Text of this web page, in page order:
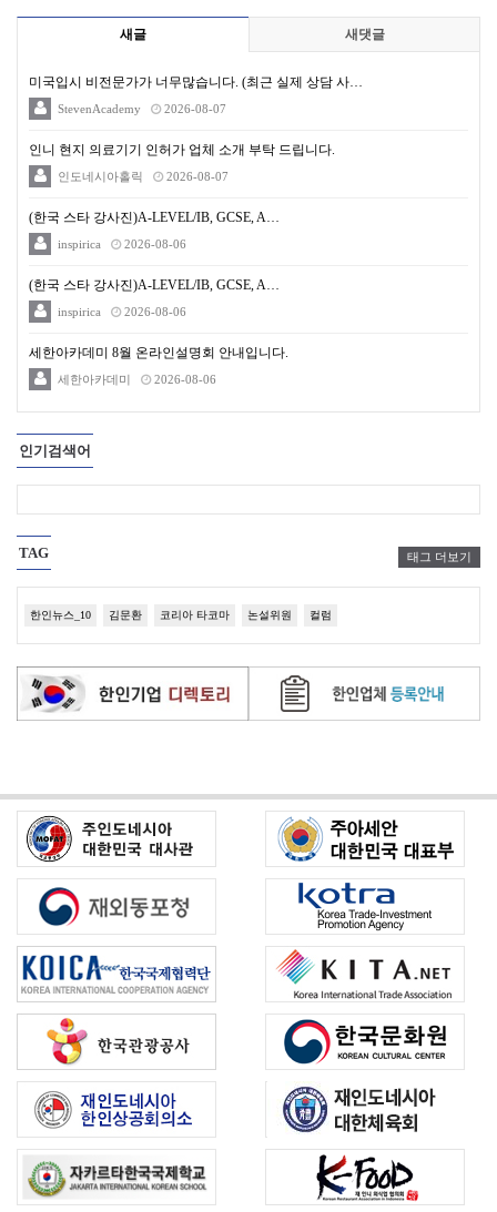
새글 새댓글
미국입시 비전문가가 너무많습니다. (최근 실제 상담 사…
StevenAcademy 2026-08-07
인니 현지 의료기기 인허가 업체 소개 부탁 드립니다.
인도네시아홀릭 2026-08-07
(한국 스타 강사진)A-LEVEL/IB, GCSE, A…
inspirica 2026-08-06
(한국 스타 강사진)A-LEVEL/IB, GCSE, A…
inspirica 2026-08-06
세한아카데미 8월 온라인설명회 안내입니다.
세한아카데미 2026-08-06
인기검색어
TAG 태그 더보기
한인뉴스_10 김문환 코리아 타코마 논설위원 컬럼